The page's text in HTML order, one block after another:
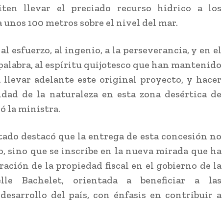
llevar el preciado recurso hídrico a los
100 metros sobre el nivel del mar.
esfuerzo, al ingenio, a la perseverancia, y en el
al espíritu quijotesco que han mantenido
llevar adelante este original proyecto, y hacer
de la naturaleza en esta zona desértica de
la ministra.
destacó que la entrega de esta concesión no
sino que se inscribe en la nueva mirada que ha
de la propiedad fiscal en el gobierno de la
Bachelet, orientada a beneficiar a las
del país, con énfasis en contribuir a